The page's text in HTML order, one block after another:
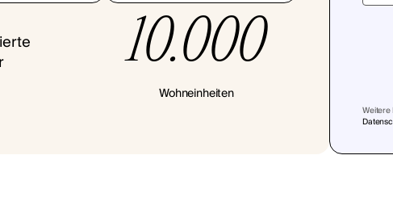
10.000
Wohneinheiten
Weitere